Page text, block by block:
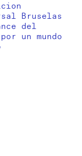
Bruselas
del
por un mundo